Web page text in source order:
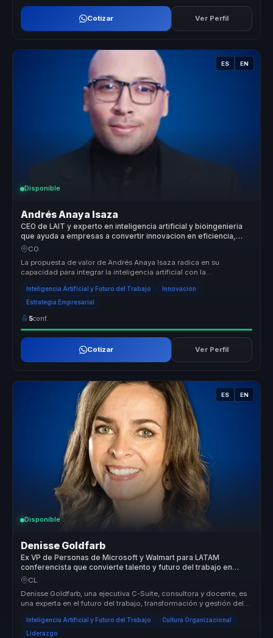
Cotizar Ver Perfil
ES EN
Disponible
Andrés Anaya Isaza
CEO de LAIT y experto en inteligencia artificial y bioingenieria
que ayuda a empresas a convertir innovacion en eficiencia,
crecimiento y ventaja competitiva.
CO
La propuesta de valor de Andrés Anaya Isaza radica en su
capacidad para integrar la inteligencia artificial con la
bioingeniería, creando...
Inteligencia Artificial y Futuro del Trabajo Innovación
Estrategia Empresarial
5conf.
Cotizar Ver Perfil
ES EN
Disponible
Denisse Goldfarb
Ex VP de Personas de Microsoft y Walmart para LATAM
conferencista que convierte talento y futuro del trabajo en
claridad para empresas.
CL
Denisse Goldfarb, una ejecutiva C-Suite, consultora y docente, es
una experta en el futuro del trabajo, transformación y gestión del
tale...
Inteligencia Artificial y Futuro del Trabajo Cultura Organizacional
Liderazgo